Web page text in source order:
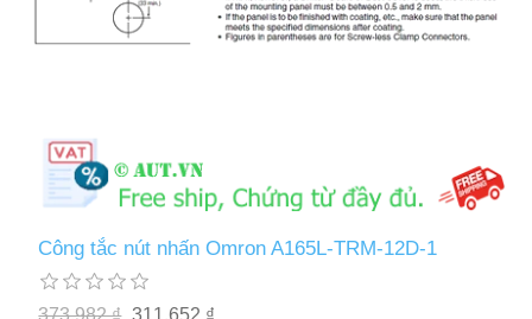
Công tắc nút nhấn Omron A165L-TRM-12D-1
373.982 ₫ 311.652 ₫